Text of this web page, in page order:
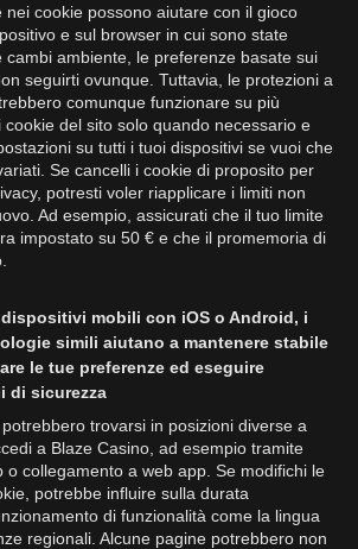
nei cookie possono aiutare con il gioco
e sul browser in cui sono state
cambi ambiente, le preferenze basate sui
seguirti ovunque. Tuttavia, le protezioni a
comunque funzionare su più
cookie del sito solo quando necessario e
su tutti i tuoi dispositivi se vuoi che
Se cancelli i cookie di proposito per
potresti voler riapplicare i limiti non
Ad esempio, assicurati che il tuo limite
impostato su 50 € e che il promemoria di
mobili con iOS o Android, i
simili aiutano a mantenere stabile
le tue preferenze ed eseguire
di sicurezza
trovarsi in posizioni diverse a
a Blaze Casino, ad esempio tramite
o collegamento a web app. Se modifichi le
potrebbe influire sulla durata
di funzionalità come la lingua
regionali. Alcune pagine potrebbero non